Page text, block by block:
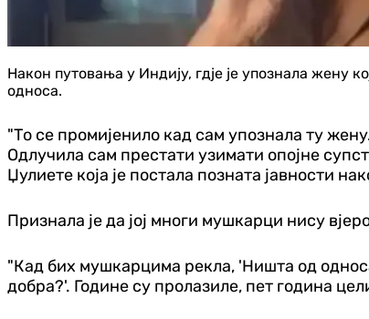
Након путовања у Индију, гдје је упознала жену
односа.
"То се промијенило кад сам упознала ту
Одлучила сам престати узимати опојне
Џулиете која је постала позната јавности
Признала је да јој многи мушкарци нису
"Кад бих мушкарцима рекла, 'Ништа од
добра?'. Године су пролазиле, пет година